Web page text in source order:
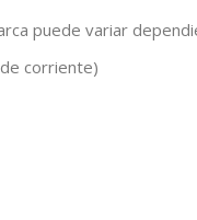
puede variar
corriente)